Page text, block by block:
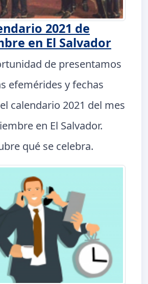
2021 de
en El Salvador
de presentamos
efemérides y fechas
calendario 2021 del mes
en El Salvador.
qué se celebra.